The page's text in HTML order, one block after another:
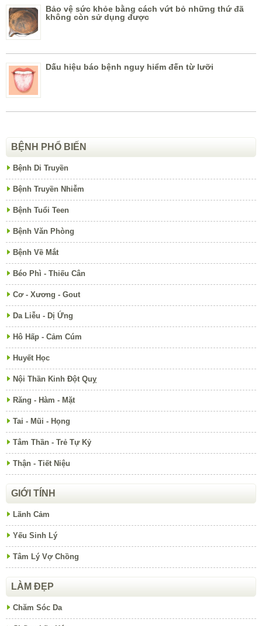
Bảo vệ sức khỏe bằng cách vứt bỏ những thứ đã
không còn sử dụng được
Dấu hiệu báo bệnh nguy hiểm đến từ lưỡi
BỆNH PHỔ BIẾN
Bệnh Di Truyền
Bệnh Truyền Nhiễm
Bệnh Tuổi Teen
Bệnh Văn Phòng
Bệnh Về Mắt
Béo Phì - Thiếu Cân
Cơ - Xương - Gout
Da Liễu - Dị Ứng
Hô Hấp - Cảm Cúm
Huyết Học
Nội Thần Kinh Đột Quỵ
Răng - Hàm - Mặt
Tai - Mũi - Họng
Tâm Thần - Trẻ Tự Kỷ
Thận - Tiết Niệu
GIỚI TÍNH
Lãnh Cảm
Yếu Sinh Lý
Tâm Lý Vợ Chồng
LÀM ĐẸP
Chăm Sóc Da